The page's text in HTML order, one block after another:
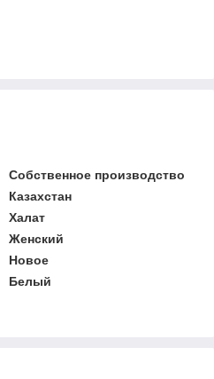
Собственное производство
Казахстан
Халат
Женский
Новое
Белый